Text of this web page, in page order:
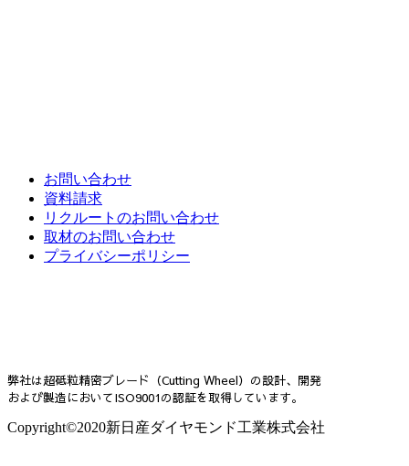
お問い合わせ
資料請求
リクルートのお問い合わせ
取材のお問い合わせ
プライバシーポリシー
弊社は超砥粒精密ブレード（Cutting Wheel）の設計、開発
および製造においてISO9001の認証を取得しています。
Copyright©2020新日産ダイヤモンド工業株式会社